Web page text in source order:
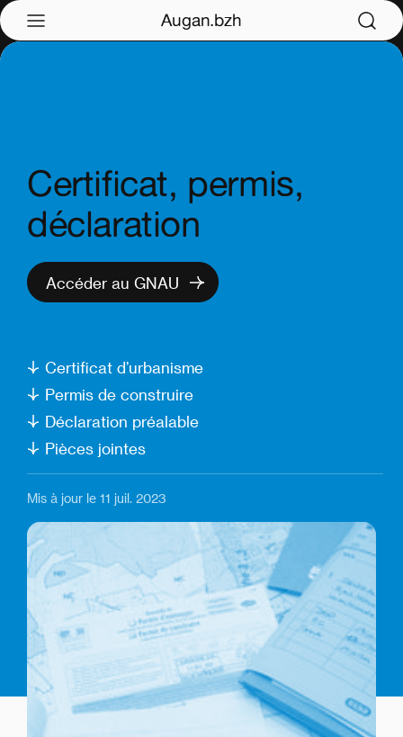
Augan.bzh
Certificat, permis,
déclaration
Accéder au GNAU
Certificat d’urbanisme
Permis de construire
Déclaration préalable
Pièces jointes
Mis à jour le 11 juil. 2023